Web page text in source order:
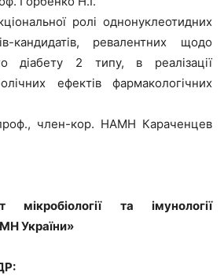
ролі однонуклеотидних
кандидатів, ревалентних щодо
діабету 2 типу, в реалізації
ефектів фармакологічних
член-кор. НАМН Караченцев
та імунології
України»